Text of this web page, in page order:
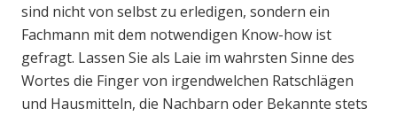
sind nicht von selbst zu erledigen, sondern ein
Fachmann mit dem notwendigen Know-how ist
gefragt. Lassen Sie als Laie im wahrsten Sinne des
Wortes die Finger von irgendwelchen Ratschlägen
und Hausmitteln, die Nachbarn oder Bekannte stets